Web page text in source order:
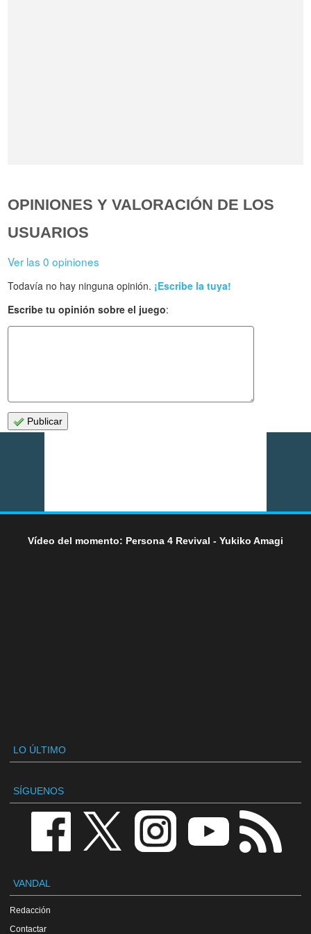
OPINIONES Y VALORACIÓN DE LOS
USUARIOS
Ver las 0 opiniones
Todavía no hay ninguna opinión. ¡Escribe la tuya!
Escribe tu opinión sobre el juego:
Publicar
Vídeo del momento: Persona 4 Revival - Yukiko Amagi
LO ÚLTIMO
SÍGUENOS
VANDAL
Redacción
Contactar